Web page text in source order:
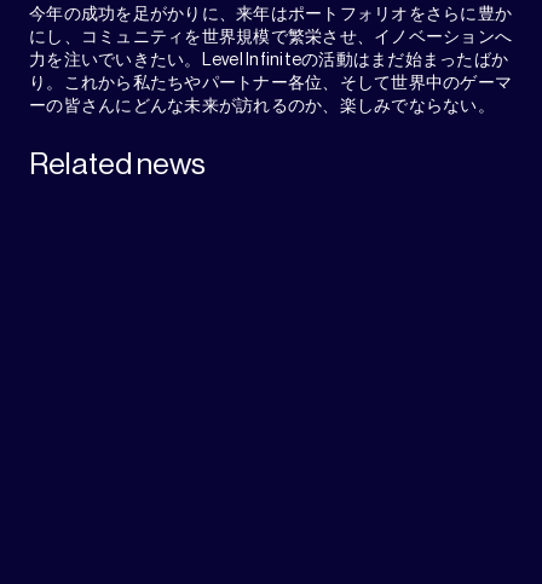
今年の成功を足がかりに、来年はポートフォリオをさらに豊か
にし、コミュニティを世界規模で繁栄させ、イノベーションへ
力を注いでいきたい。Level Infiniteの活動はまだ始まったばか
り。これから私たちやパートナー各位、そして世界中のゲーマ
ーの皆さんにどんな未来が訪れるのか、楽しみでならない。
Related news